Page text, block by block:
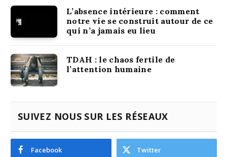
L’absence intérieure : comment
notre vie se construit autour de ce
qui n’a jamais eu lieu
TDAH : le chaos fertile de
l’attention humaine
SUIVEZ NOUS SUR LES RÉSEAUX
Facebook Twitter